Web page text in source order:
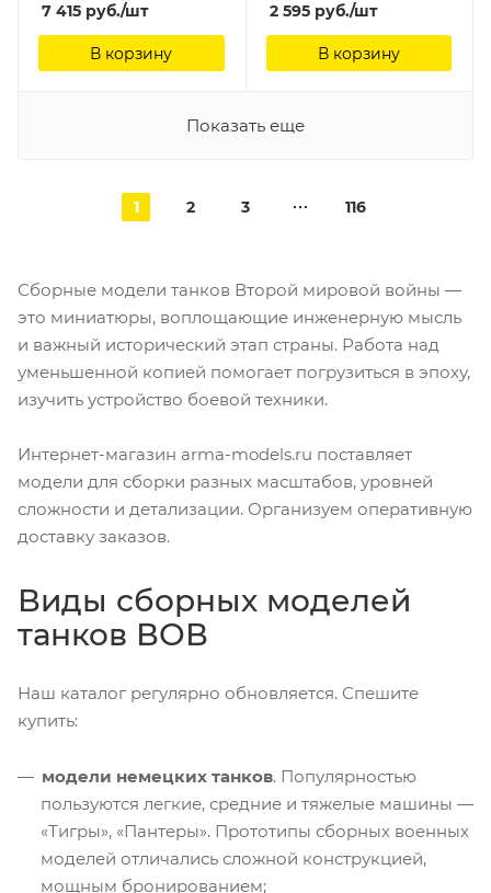
7 415 руб./шт
В корзину
2 595руб./шт
В корзину
Показать еще
1 2 3 116
Сборные модели танков Второй мировой войны —
это миниатюры, воплощающие инженерную мысль
и важный исторический этап страны. Работа над
уменьшенной копией помогает погрузиться в эпоху,
изучить устройство боевой техники.
Интернет-магазин arma-models.ru поставляет
модели для сборки разных масштабов, уровней
сложности и детализации. Организуем оперативную
доставку заказов.
Виды сборных моделей
танков ВОВ
Наш каталог регулярно обновляется. Спешите
купить:
модели немецких танков. Популярностью
пользуются легкие, средние и тяжелые машины —
«Тигры», «Пантеры». Прототипы сборных военных
моделей отличались сложной конструкцией,
мощным бронированием;